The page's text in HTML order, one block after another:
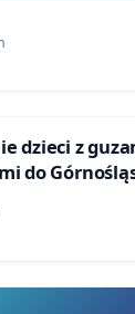
dzieci z
do
w